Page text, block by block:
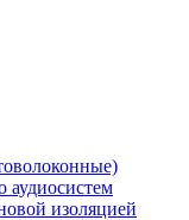
аудиосистем
изоляцией